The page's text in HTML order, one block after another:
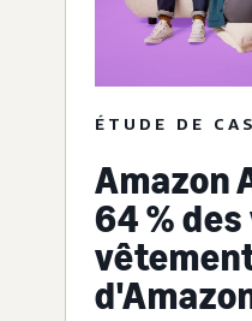
ÉTUDE DE CAS
Amazon
64 %